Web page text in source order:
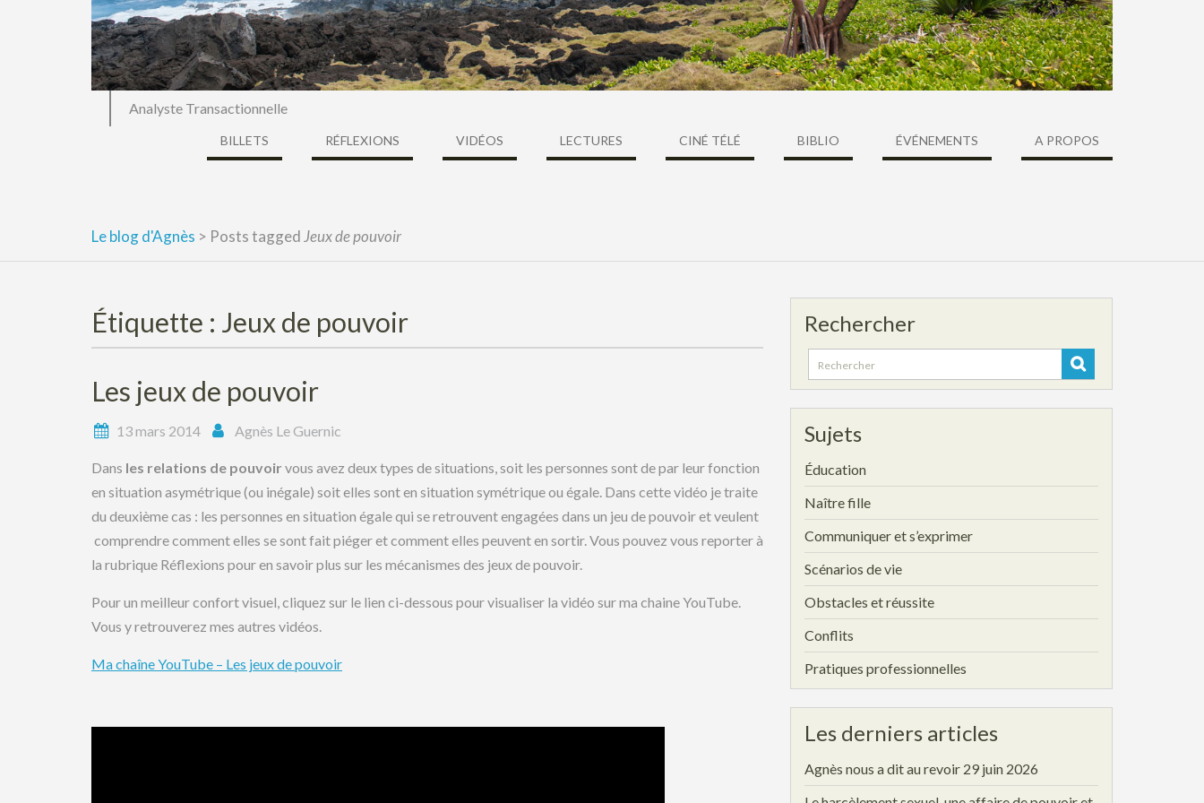
Analyste Transactionnelle
BILLETS RÉFLEXIONS VIDÉOS LECTURES CINÉ TÉLÉ BIBLIO ÉVÉNEMENTS A PROPOS
Le blog d'Agnès > Posts tagged Jeux de pouvoir
Étiquette : Jeux de pouvoir
Les jeux de pouvoir
13 mars 2014 Agnès Le Guernic
Dans les relations de pouvoir vous avez deux types de situations, soit les personnes sont de par leur fonction
en situation asymétrique (ou inégale) soit elles sont en situation symétrique ou égale. Dans cette vidéo je traite
du deuxième cas : les personnes en situation égale qui se retrouvent engagées dans un jeu de pouvoir et veulent
comprendre comment elles se sont fait piéger et comment elles peuvent en sortir. Vous pouvez vous reporter à
la rubrique Réflexions pour en savoir plus sur les mécanismes des jeux de pouvoir.
Pour un meilleur confort visuel, cliquez sur le lien ci-dessous pour visualiser la vidéo sur ma chaine YouTube.
Vous y retrouverez mes autres vidéos.
Ma chaîne YouTube – Les jeux de pouvoir
Rechercher
Search
for:
Sujets
Éducation
Naître fille
Communiquer et s’exprimer
Scénarios de vie
Obstacles et réussite
Conflits
Pratiques professionnelles
Les derniers articles
Agnès nous a dit au revoir 29 juin 2026